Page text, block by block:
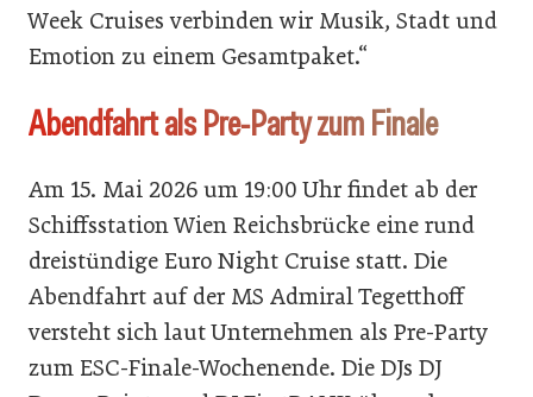
Week Cruises verbinden wir Musik, Stadt und
Emotion zu einem Gesamtpaket.“
Abendfahrt als Pre-Party zum Finale
Am 15. Mai 2026 um 19:00 Uhr findet ab der
Schiffsstation Wien Reichsbrücke eine rund
dreistündige Euro Night Cruise statt. Die
Abendfahrt auf der MS Admiral Tegetthoff
versteht sich laut Unternehmen als Pre-Party
zum ESC-Finale-Wochenende. Die DJs DJ